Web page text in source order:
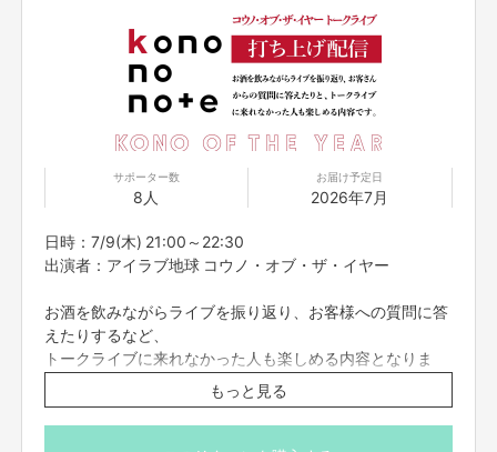
サポーター数
8人
お届け予定日
2026年7月
日時：7/9(木) 21:00～22:30
出演者：アイラブ地球 コウノ・オブ・ザ・イヤー
お酒を飲みながらライブを振り返り、お客様への質問に答
えたりするなど、
トークライブに来れなかった人も楽しめる内容となりま
す。
※こちらのリターンは7/5(日)23:59までお買い求め頂けま
もっと見る